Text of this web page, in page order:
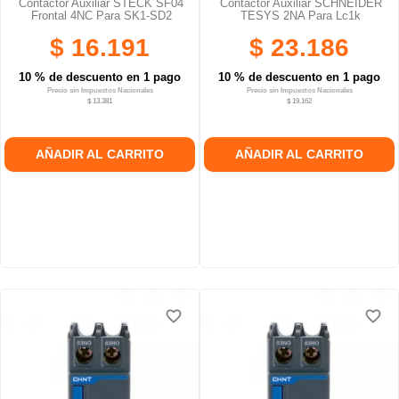
Contactor Auxiliar STECK SF04
Frontal 4NC Para SK1-SD2
$ 16.191
10 % de descuento en 1 pago
Precio sin Impuestos Nacionales
$ 13.381
AÑADIR AL CARRITO
Contactor Auxiliar SCHNEIDER
TESYS 2NA Para Lc1k
$ 23.186
10 % de descuento en 1 pago
Precio sin Impuestos Nacionales
$ 19.162
AÑADIR AL CARRITO
favorite_border
favorite_border
favorite_border favorite_border
favorite_border
favorite_border